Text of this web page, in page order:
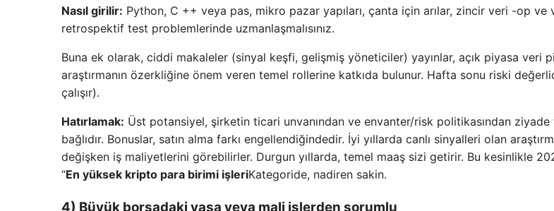
Nasıl girilir: Python, C ++ veya pas, mikro pazar yapıları, çanta için arılar, zincir veri -op ve
retrospektif test problemlerinde uzmanlaşmalısınız.
Buna ek olarak, ciddi makaleler (sinyal keşfi, gelişmiş yöneticiler) yayınlar, açık piyasa veri
araştırmanın özerkliğine önem veren temel rollerine katkıda bulunur. Hafta sonu riski
çalışır).
Hatırlamak: Üst potansiyel, şirketin ticari unvanından ve envanter/risk politikasından ziyade
bağlıdır. Bonuslar, satın alma farkı engellendiğindedir. İyi yıllarda canlı sinyalleri olan
değişken iş maliyetlerini görebilirler. Durgun yıllarda, temel maaş sizi getirir. Bu kesinlikle
“En yüksek kripto para birimi işleriKategoride, nadiren sakin.
4) Büyük borsadaki yasa veya mali işlerden sorumlu